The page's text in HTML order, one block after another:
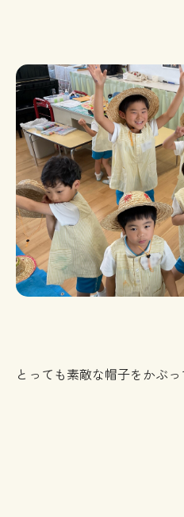
とっても素敵な帽子をかぶ